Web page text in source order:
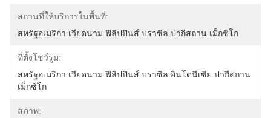
สถานที่ให้บริการในพื้นที่:
สหรัฐอเมริกา เวียดนาม ฟิลิปปินส์ บราซิล ปากีสถาน เม็กซิโก
ที่ตั้งโชว์รูม:
สหรัฐอเมริกา เวียดนาม ฟิลิปปินส์ บราซิล อินโดนีเซีย ปากีสถาน
เม็กซิโก
สภาพ: